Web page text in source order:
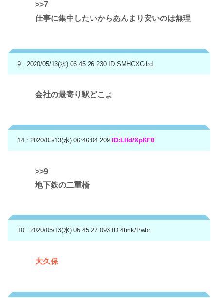
>>7
仕事に集中したいからあんまり安いのは無理
9 : 2020/05/13(水) 06:45:26.230 ID:SMHCXCdrd
会社の最寄り駅どこよ
14 : 2020/05/13(水) 06:46:04.209 ID:LHd/XpKF0
>>9
地下鉄の二重橋
10 : 2020/05/13(水) 06:45:27.093 ID:4tmk/Pwbr
大久保